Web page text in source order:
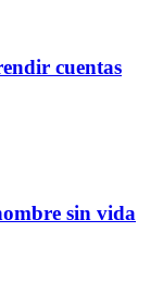
cuentas
sin vida